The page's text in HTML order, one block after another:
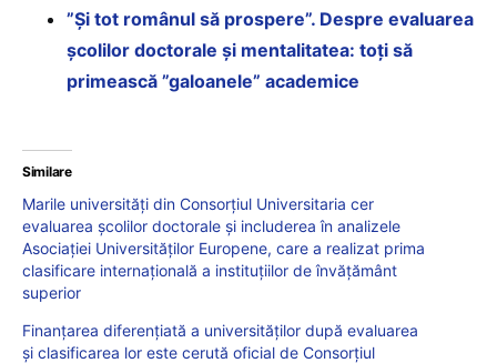
”Și tot românul să prospere”. Despre evaluarea
școlilor doctorale și mentalitatea: toți să
primească ”galoanele” academice
Similare
Marile universități din Consorțiul Universitaria cer
evaluarea școlilor doctorale și includerea în analizele
Asociației Universităților Europene, care a realizat prima
clasificare internațională a instituțiilor de învățământ
superior
Finanțarea diferențiată a universităților după evaluarea
și clasificarea lor este cerută oficial de Consorțiul